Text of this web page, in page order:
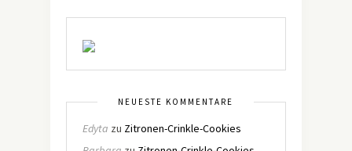
NEUESTE KOMMENTARE
Edyta zu Zitronen-Crinkle-Cookies